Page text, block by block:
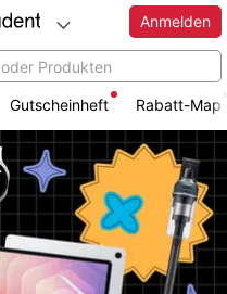
Anmelden
Gutscheinheft Rabatt-Map